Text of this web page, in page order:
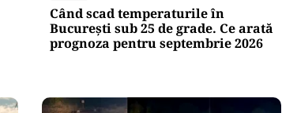
Când scad temperaturile în
București sub 25 de grade. Ce arată
prognoza pentru septembrie 2026